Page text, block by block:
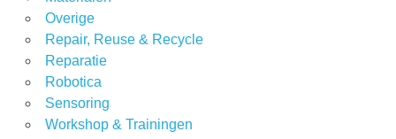
Overige
Repair, Reuse & Recycle
Reparatie
Robotica
Sensoring
Workshop & Trainingen